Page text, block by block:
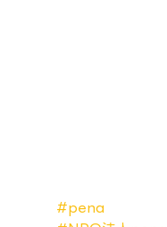
#pena